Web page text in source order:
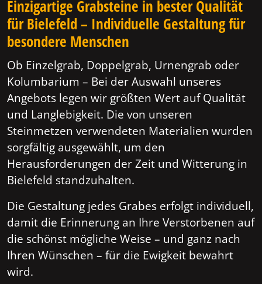
Einzigartige Grabsteine in bester Qualität
für Bielefeld – Individuelle Gestaltung für
besondere Menschen
Ob Einzelgrab, Doppelgrab, Urnengrab oder
Kolumbarium – Bei der Auswahl unseres
Angebots legen wir größten Wert auf Qualität
und Langlebigkeit. Die von unseren
Steinmetzen verwendeten Materialien wurden
sorgfältig ausgewählt, um den
Herausforderungen der Zeit und Witterung in
Bielefeld standzuhalten.
Die Gestaltung jedes Grabes erfolgt individuell,
damit die Erinnerung an Ihre Verstorbenen auf
die schönst mögliche Weise – und ganz nach
Ihren Wünschen – für die Ewigkeit bewahrt
wird.